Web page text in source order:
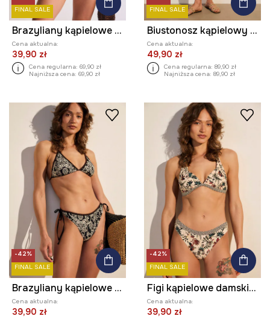
FINAL SALE
Brazyliany kąpielowe damskie
Cena aktualna:
39,90 zł
Cena regularna: 69,90 zł
Najniższa cena: 69,90 zł
FINAL SALE
Biustonosz kąpielowy damski z wzorem paisley
Cena aktualna:
49,90 zł
Cena regularna: 89,90 zł
Najniższa cena: 89,90 zł
-42%
FINAL SALE
Brazyliany kąpielowe damskie z wzorem paisley
Cena aktualna:
39,90 zł
-42%
FINAL SALE
Figi kąpielowe damskie z motywem zwierzęcym
Cena aktualna:
39,90 zł